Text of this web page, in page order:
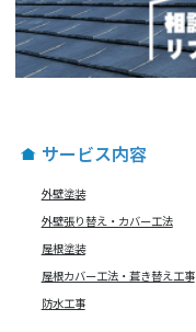
サービス内容
外壁塗装
外壁張り替え・カバー工法
屋根塗装
屋根カバー工法・葺き替え工事
防水工事